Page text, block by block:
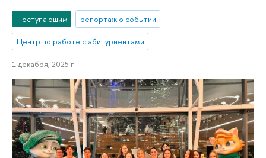
Поступающим репортаж о событии
Центр по работе с абитуриентами
1 декабря, 2025 г.